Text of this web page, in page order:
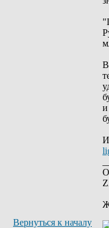
В
и
Вернуться к началу